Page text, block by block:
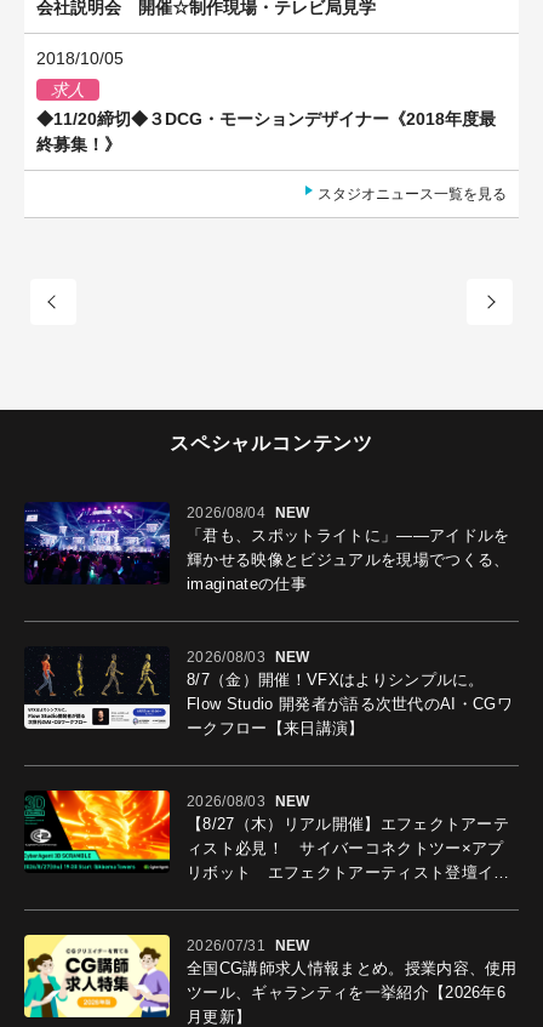
会社説明会 開催☆制作現場・テレビ局見学
2018/10/05
求人
◆11/20締切◆３DCG・モーションデザイナー《2018年度最
終募集！》
スタジオニュース一覧を見る
スペシャルコンテンツ
2026/08/04 NEW
「君も、スポットライトに」――アイドルを
輝かせる映像とビジュアルを現場でつくる、
imaginateの仕事
2026/08/03 NEW
8/7（金）開催！VFXはよりシンプルに。
Flow Studio 開発者が語る次世代のAI・CGワ
ークフロー【来日講演】
2026/08/03 NEW
【8/27（木）リアル開催】エフェクトアーテ
ィスト必見！ サイバーコネクトツー×アプ
リボット エフェクトアーティスト登壇イベ
2026/07/31 NEW
全国CG講師求人情報まとめ。授業内容、使用
ツール、ギャランティを一挙紹介【2026年6
月更新】